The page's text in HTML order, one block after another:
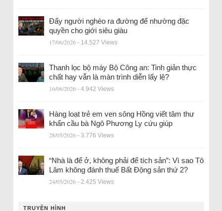
Đẩy người nghèo ra đường để nhường đặc
quyền cho giới siêu giàu
17/06/2026 - 14.527 Views
Thanh lọc bộ máy Bộ Công an: Tinh giản thực
chất hay vẫn là màn trình diễn lấy lệ?
16/06/2026 - 4.942 Views
Hàng loạt trẻ em ven sông Hồng viết tâm thư
khẩn cầu bà Ngô Phương Ly cứu giúp
28/05/2026 - 3.776 Views
“Nhà là để ở, không phải để tích sản”: Vì sao Tô
Lâm không đánh thuế Bất Động sản thứ 2?
24/05/2026 - 2.425 Views
TRUYỀN HÌNH